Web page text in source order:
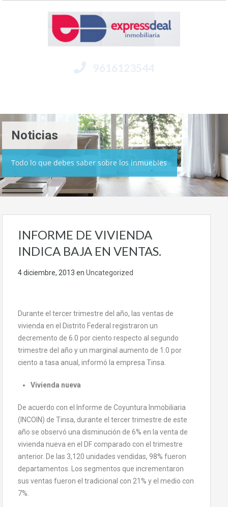
9616123544
Noticias
Todo lo que debes saber sobre los inmuebles
INFORME DE VIVIENDA
INDICA BAJA EN VENTAS.
4 diciembre, 2013 en Uncategorized
Durante el tercer trimestre del año, las ventas de
vivienda en el Distrito Federal registraron un
decremento de 6.0 por ciento respecto al segundo
trimestre del año y un marginal aumento de 1.0 por
ciento a tasa anual, informó la empresa Tinsa.
Vivienda nueva
De acuerdo con el Informe de Coyuntura Inmobiliaria
(INCOIN) de Tinsa, durante el tercer trimestre de este
año se observó una disminución de 6% en la venta de
vivienda nueva en el DF comparado con el trimestre
anterior. De las 3,120 unidades vendidas, 98% fueron
departamentos. Los segmentos que incrementaron
sus ventas fueron el tradicional con 21% y el medio con
7%.